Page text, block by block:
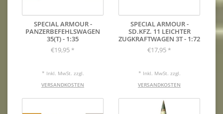
SPECIAL ARMOUR -
PANZERBEFEHLSWAGEN
35(T) - 1:35
€19,95 *
* Inkl. MwSt. zzgl.
VERSANDKOSTEN
SPECIAL ARMOUR -
SD.KFZ. 11 LEICHTER
ZUGKRAFTWAGEN 3T - 1:72
€17,95 *
* Inkl. MwSt. zzgl.
VERSANDKOSTEN